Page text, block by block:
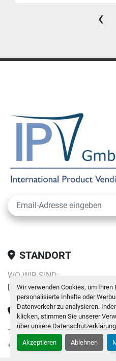
Wir verwenden Cookies, um Ihren
personalisierte Inhalte oder
Datenverkehr zu analysieren.
klicken, stimmen Sie unserer
über unsere Datenschutzerklärung
Akzeptieren Ablehnen
‹
STANDORT
WO WIR SIND:
Loipersdorf 11, 3385
TELEFON
TELEFON:
+43 69918002203